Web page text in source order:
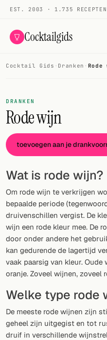
EST. 2003 · 1.735 RECEPTEN
Cocktailgids
Alle cocktails
Smoothies
Alcoholvrij
Mijn drank
Galerij
Willekeurig drankje
Voeg hier uw eigen cocktail of
BAR
Cocktail glazen
Cocktail Gids · Dranken ·
DRANKEN
Rode wijn
toevoegen aan je
Wat is rode wijn?
Om rode wijn te verkrijgen
bepaalde periode
druivenschillen vergist. De
wijn een rode kleur mee. De
door onder andere het
kan gedurende de lagertijd
vaak paarsig van kleur.
oranje. Zoveel wijnen, zoveel
Welke type rode
De meeste rode wijnen zijn
geheel zijn uitgegist en tot
druif in verschillende